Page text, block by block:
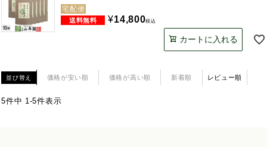
宅配便
¥14,800税込
カートに入れる
並び替え 価格が安い順 価格が高い順 新着順 レビュー順
5件中 1-5件表示